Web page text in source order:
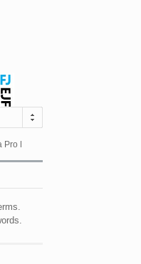
Educa juče je uspješno